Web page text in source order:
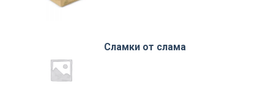
Сламки от слама